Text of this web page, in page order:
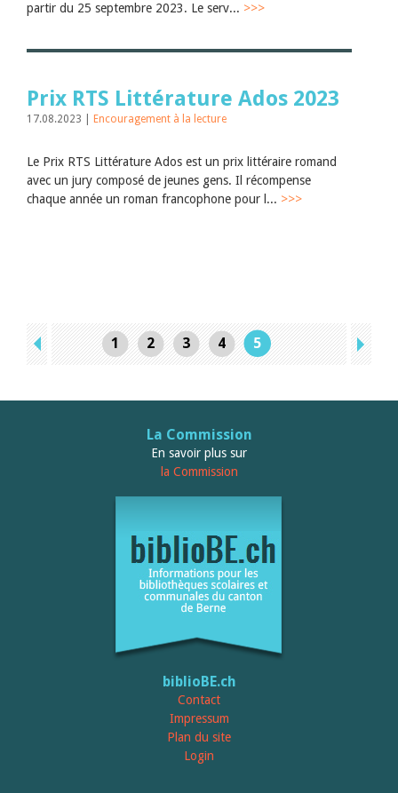
partir du 25 septembre 2023. Le serv... >>>
Prix RTS Littérature Ados 2023
17.08.2023 | Encouragement à la lecture
Le Prix RTS Littérature Ados est un prix littéraire romand
avec un jury composé de jeunes gens. Il récompense
chaque année un roman francophone pour l... >>>
1 2 3 4 5
La Commission
En savoir plus sur
la Commission
biblioBE.ch
Contact
Impressum
Plan du site
Login